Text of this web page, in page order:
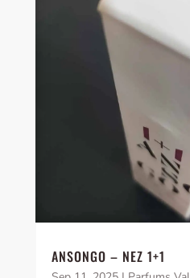
ANSONGO – NEZ 1+1